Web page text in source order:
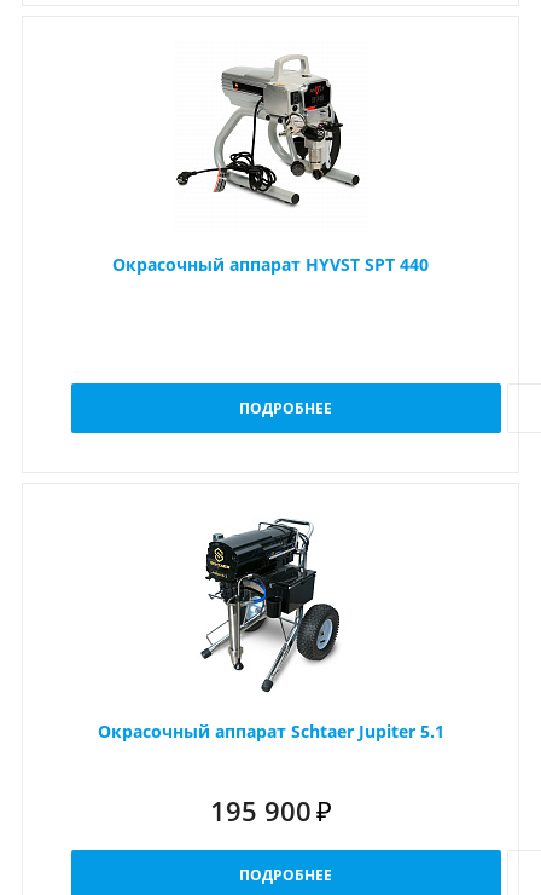
Окрасочный аппарат HYVST SPT 440
ПОДРОБНЕЕ
Окрасочный аппарат Schtaer Jupiter 5.1
195 900 ₽
ПОДРОБНЕЕ